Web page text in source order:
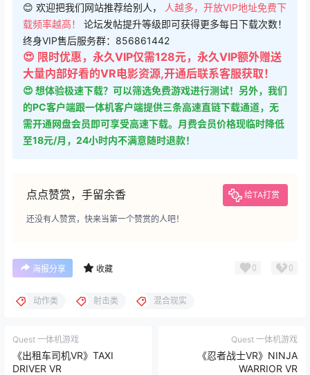
😊 欢迎把我们网站推荐给别人，
人越多，开放VIP地址免费下
载频率越高！ 论坛发帖提升等级即可获得更多每日下载次数！
终身VIP售后服务群：856861442
😍 限时优惠，永久VIP仅需128元，永久VIP额外赠送
大量内部好看的VR电影资源,开通后联系客服获取！
😍 想体验极速下载？可以筛选免费游戏进行测试！另外，我们
的PC客户端跟一体机客户端提供三条高速直链下载通道，无
需开通网盘会员即可享受高速下载。月费会员价格现临时降低
至18元/月，24小时内不满意随时退款！
点点赞赏，手留余香 给TA打赏
还没有人赞赏，快来当第一个赞赏的人吧！
海报分享 收藏 0 0
动作类 射击类 混合现实
Quest 一体机游戏
《出租车司机VR》TAXI
DRIVER VR
Quest 一体机游戏
《忍者战士VR》NINJA
WARRIOR VR